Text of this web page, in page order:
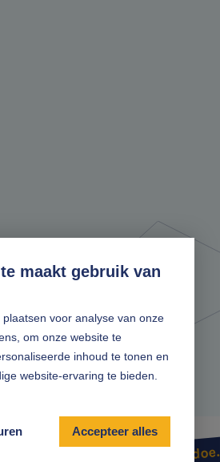
maakt gebruik van
voor analyse van onze
om onze website te
inhoud te tonen en
website-ervaring te bieden.
Accepteer alles
Zonder gedoe.